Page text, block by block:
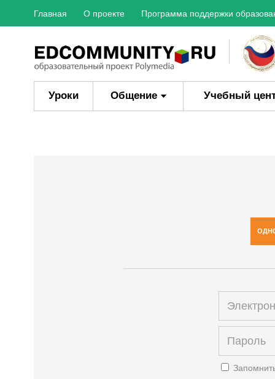
Главная О проекте Программа поддержки
Уроки Общение Учебный